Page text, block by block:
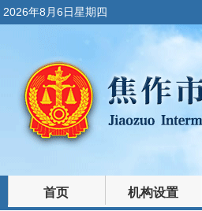
2026年8月6日星期四
首页 机构设置